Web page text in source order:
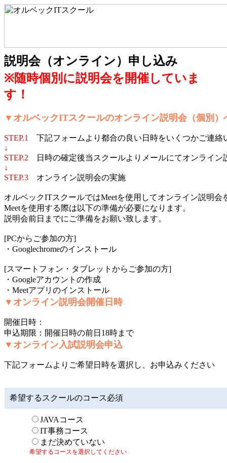
説明会（オンライン）申し込み
※随時個別に説明会を開催していま
す！
▼オルベックITスクールのオンライン説明会（個別）
STEP.1
下記フォームより都合の良い日時をいくつかご連絡
↓
STEP.2 日時の確定後当スクールよりメールにてオンライン
↓
STEP.3 オンライン説明会の実施
オルベックITスクールではMeetを使用してオンライン説明会
Meetを使用する際は以下の準備が必要になります。
説明会前日までにご準備をお願い致します。
[PCからご参加の方]
・Googlechromeのインストール
[スマートフォン・タブレットからご参加の方]
・Googleアカウントの作成
・Meetアプリのインストール
▼オンライン説明会開催日時
開催日時：
申込期限：開催日時の前日18時まで
▼オンライン入試説明会申込
下記フォームよりご希望日時を選択し、お申込みください
希望するスクールのコース必須
JAVAコース
IT事務コース
まだ決めていない
希望するコースを選択してください